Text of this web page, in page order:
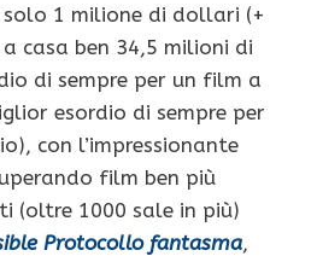
1 milione di dollari (+
casa ben 34,5 milioni di
di sempre per un film a
esordio di sempre per
con l’impressionante
film ben più
(oltre 1000 sale in più)
Protocollo fantasma,